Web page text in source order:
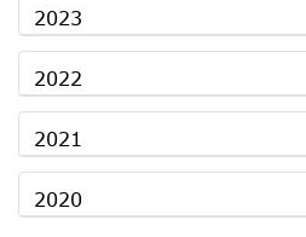
2023
2022
2021
2020